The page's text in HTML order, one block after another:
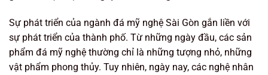
Sự phát triển của ngành đá mỹ nghệ Sài Gòn gắn liền với
sự phát triển của thành phố. Từ những ngày đầu, các sản
phẩm đá mỹ nghệ thường chỉ là những tượng nhỏ, những
vật phẩm phong thủy. Tuy nhiên, ngày nay, các nghệ nhân